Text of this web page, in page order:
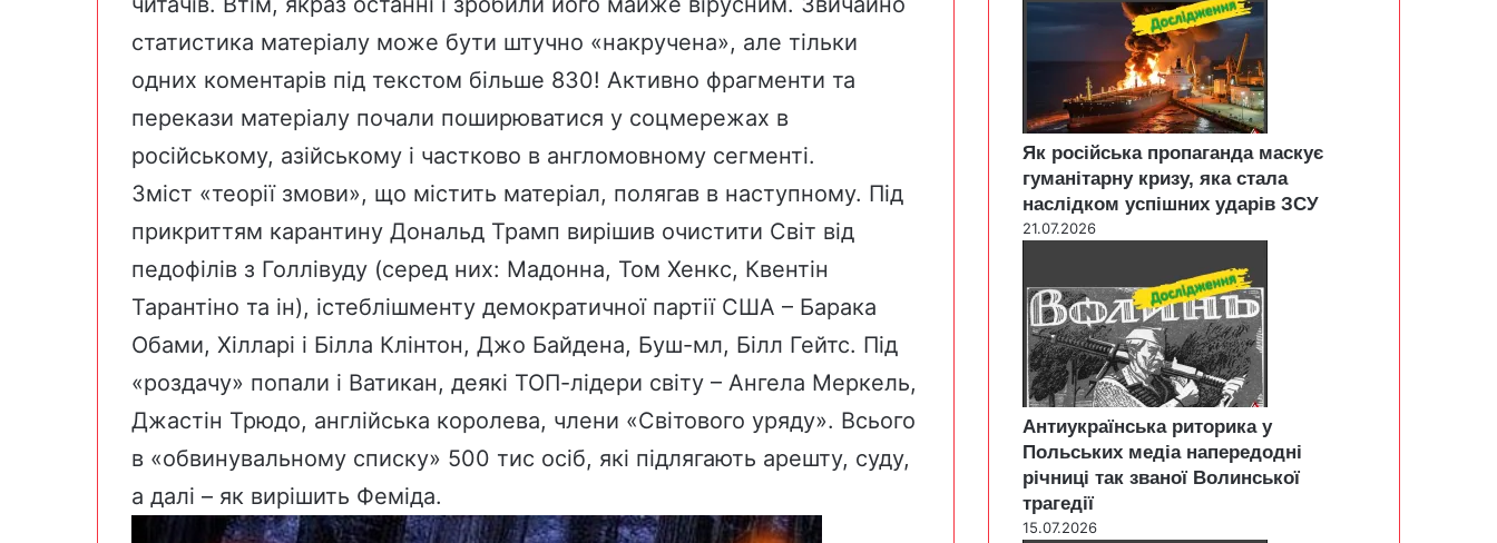
статистика матеріалу може бути штучно «накручена», але тільки
одних коментарів під текстом більше 830! Активно фрагменти та
перекази матеріалу почали поширюватися у соцмережах в
російському, азійському і частково в англомовному сегменті.
Зміст «теорії змови», що містить матеріал, полягав в наступному. Під
прикриттям карантину Дональд Трамп вирішив очистити Світ від
педофілів з Голлівуду (серед них: Мадонна, Том Хенкс, Квентін
Тарантіно та ін), істеблішменту демократичної партії США – Барака
Обами, Хілларі і Білла Клінтон, Джо Байдена, Буш-мл, Білл Гейтс. Під
«роздачу» попали і Ватикан, деякі ТОП-лідери світу – Ангела Меркель,
Джастін Трюдо, англійська королева, члени «Світового уряду». Всього
в «обвинувальному списку» 500 тис осіб, які підлягають арешту, суду,
а далі – як вирішить Феміда.
Як російська пропаганда маскує
гуманітарну кризу, яка стала
наслідком успішних ударів ЗСУ
21.07.2026
Антиукраїнська риторика у
Польських медіа напередодні
річниці так званої Волинської
трагедії
15.07.2026